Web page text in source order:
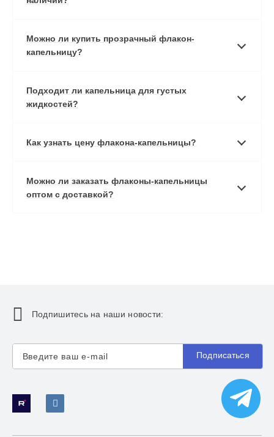
Можно ли купить прозрачный флакон-
капельницу?
Подходит ли капельница для густых
жидкостей?
Как узнать цену флакона-капельницы?
Можно ли заказать флаконы-капельницы
оптом с доставкой?
Подпишитесь на наши новости:
Подписаться